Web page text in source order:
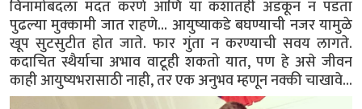
विनामोबदला मदत करणे आणि या कशातही अडकून न पडता
पुढल्या मुक्कामी जात राहणे... आयुष्याकडे बघण्याची नजर यामुळे
खूप सुटसुटीत होत जाते. फार गुंता न करण्याची सवय लागते.
कदाचित स्थैर्याचा अभाव वाटूही शकतो यात, पण हे असे जीवन
काही आयुष्यभरासाठी नाही, तर एक अनुभव म्हणून नक्की चाखावे...